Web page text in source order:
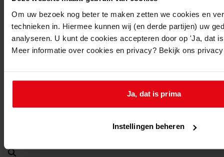
Om uw bezoek nog beter te maken zetten we cookies en
technieken in. Hiermee kunnen wij (en derde partijen) uw
analyseren. U kunt de cookies accepteren door op 'Ja, dat
Meer informatie over cookies en privacy? Bekijk ons
Ja, dat is prima
Instellingen beheren
Bouwen van een houten garage
Datum vergunning:
30-11-1959
Spanbroek, Spanbroekerweg 43